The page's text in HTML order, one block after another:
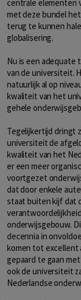
centrale elementen
met deze bundel
terug te kunnen
globalisering.
Nu is een adequate
van de universiteit.
natuurlijk al op
kwaliteit van het
gehele
Tegelijkertijd dringt
universiteit de
kwaliteit van het
er een meer
voortgezet
dat door enkele
staat buiten kijf dat
onderwijsgebouw.
decennia in
komen tot excellent
gepaard te gaan
ook de universiteit
Nederlandse